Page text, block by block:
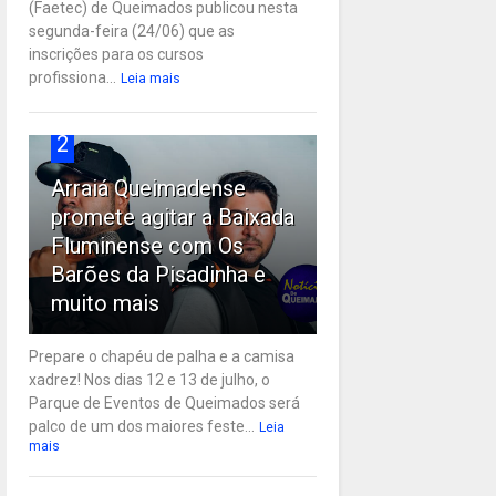
(Faetec) de Queimados publicou nesta
segunda-feira (24/06) que as
inscrições para os cursos
profissiona...
Leia mais
2
Arraiá Queimadense
promete agitar a Baixada
Fluminense com Os
Barões da Pisadinha e
muito mais
Prepare o chapéu de palha e a camisa
xadrez! Nos dias 12 e 13 de julho, o
Parque de Eventos de Queimados será
palco de um dos maiores feste...
Leia
mais